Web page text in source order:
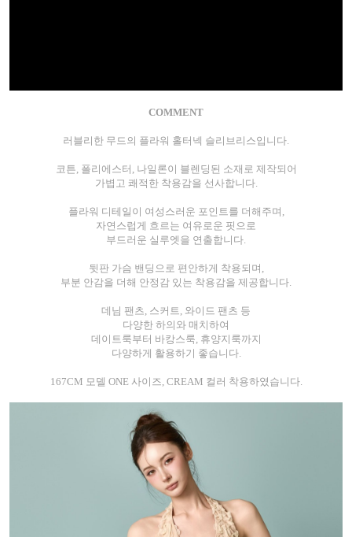
COMMENT
러블리한 무드의 플라워 홀터넥 슬리브리스입니다.
코튼, 폴리에스터, 나일론이 블렌딩된 소재로 제작되어
가볍고 쾌적한 착용감을 선사합니다.
플라워 디테일이 여성스러운 포인트를 더해주며,
자연스럽게 흐르는 여유로운 핏으로
부드러운 실루엣을 연출합니다.
뒷판 가슴 밴딩으로 편안하게 착용되며,
부분 안감을 더해 안정감 있는 착용감을 제공합니다.
데님 팬츠, 스커트, 와이드 팬츠 등
다양한 하의와 매치하여
데이트룩부터 바캉스룩, 휴양지룩까지
다양하게 활용하기 좋습니다.
167CM 모델 ONE 사이즈, CREAM 컬러 착용하였습니다.